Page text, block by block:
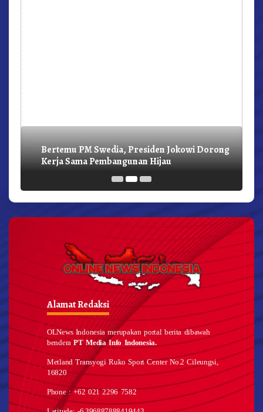
Bertemu PM Swedia, Presiden Jokowi Dorong
Kerja Sama Pembangunan Hijau
Alamat Redaksi
OLNews Indonesia merupakan portal berita dibawah
benderaPT Media Info Indonesia.
Metland Transyogi Ruko Sport Center No.2 Cileungsi,
16820
Phone : +62 021 2296 7582